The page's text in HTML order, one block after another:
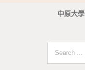
中原大學
Search
for: